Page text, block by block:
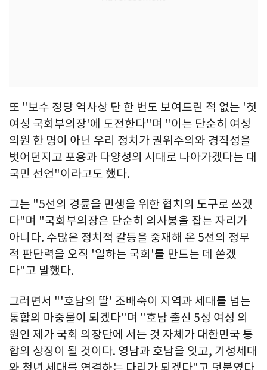
또 "보수 정당 역사상 단 한 번도 보여드린 적 없는 '첫
여성 국회부의장'에 도전한다"며 "이는 단순히 여성
의원 한 명이 아닌 우리 정치가 권위주의와 경직성을
벗어던지고 포용과 다양성의 시대로 나아가겠다는 대
국민 선언"이라고도 했다.
그는 "5선의 경륜을 민생을 위한 협치의 도구로 쓰겠
다"며 "국회부의장은 단순히 의사봉을 잡는 자리가
아니다. 수많은 정치적 갈등을 중재해 온 5선의 정무
적 판단력을 오직 '일하는 국회'를 만드는 데 쏟겠
다"고 말했다.
그러면서 "'호남의 딸' 조배숙이 지역과 세대를 넘는
통합의 마중물이 되겠다"며 "호남 출신 5성 여성 의
원인 제가 국회 의장단에 서는 것 자체가 대한민국 통
합의 상징이 될 것이다. 영남과 호남을 잇고, 기성세대